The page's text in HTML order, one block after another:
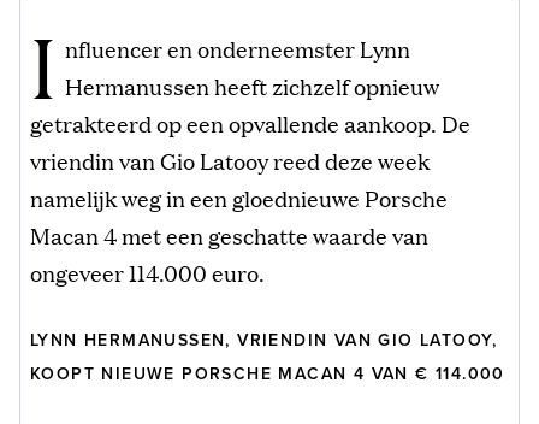
I nfluencer en onderneemster Lynn
Hermanussen heeft zichzelf opnieuw
getrakteerd op een opvallende aankoop. De
vriendin van Gio Latooy reed deze week
namelijk weg in een gloednieuwe Porsche
Macan 4 met een geschatte waarde van
ongeveer 114.000 euro.
LYNN HERMANUSSEN, VRIENDIN VAN GIO LATOOY,
KOOPT NIEUWE PORSCHE MACAN 4 VAN € 114.000